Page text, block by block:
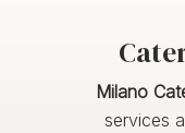
Milano
services